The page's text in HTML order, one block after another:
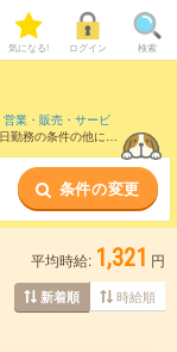
気になる! ログイン 検索
営業・販売・サービ
勤務の条件の他に、
条件の変更
平均時給: 1,321 円
新着順 時給順